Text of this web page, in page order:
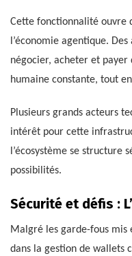
Cette fonctionnalité ouvre
l’économie agentique.
négocier, acheter et payer
humaine constante, tout
Plusieurs grands acteurs
intérêt pour cette
l’écosystème se structure
possibilités.
Sécurité et défis :
Malgré les garde-fous mis
dans la gestion de wallets